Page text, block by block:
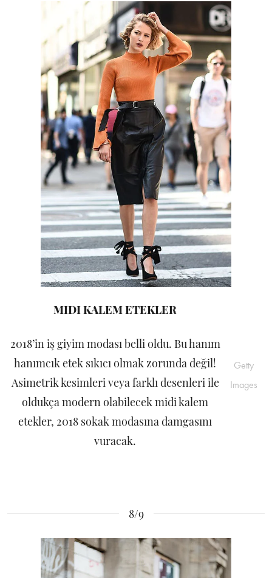
MIDI KALEM ETEKLER
2018’in iş giyim modası belli oldu. Bu hanım
hanımcık etek sıkıcı olmak zorunda değil!
Asimetrik kesimleri veya farklı desenleri ile
oldukça modern olabilecek midi kalem
etekler, 2018 sokak modasına damgasını
vuracak.
Getty
Images
8/9